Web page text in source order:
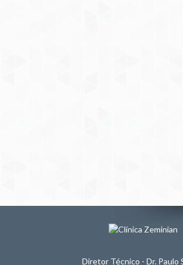
Diretor Técnico - Dr. Paulo